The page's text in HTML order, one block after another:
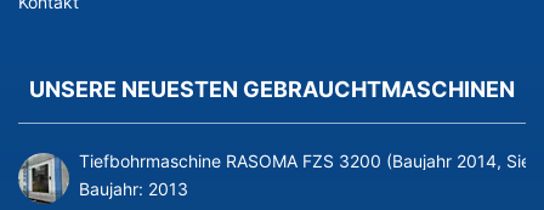
UNSERE NEUESTEN GEBRAUCHTMASCHINEN
Tiefbohrmaschine RASOMA FZS 3200 (Baujahr 2014,
Baujahr: 2013